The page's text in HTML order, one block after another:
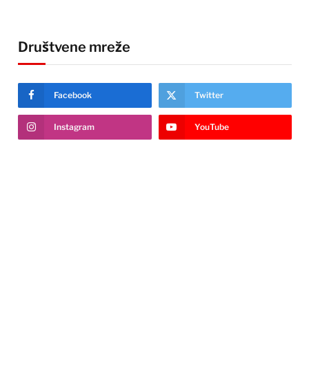
Društvene mreže
Facebook Twitter
Instagram YouTube